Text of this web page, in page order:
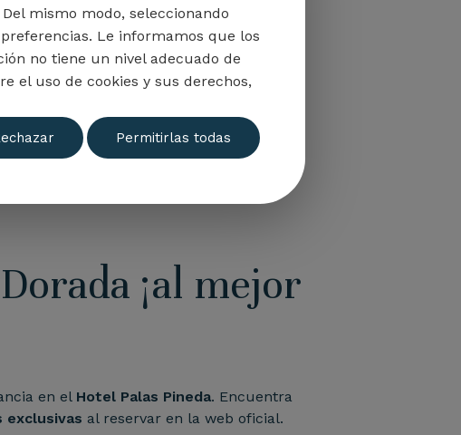
¡al mejor
en el Hotel Palas Pineda. Encuentra
exclusivas al reservar en la web oficial.
mismo modo, seleccionando
Le informamos que los
no tiene un nivel adecuado de
el uso de cookies y sus derechos,
Permitirlas todas